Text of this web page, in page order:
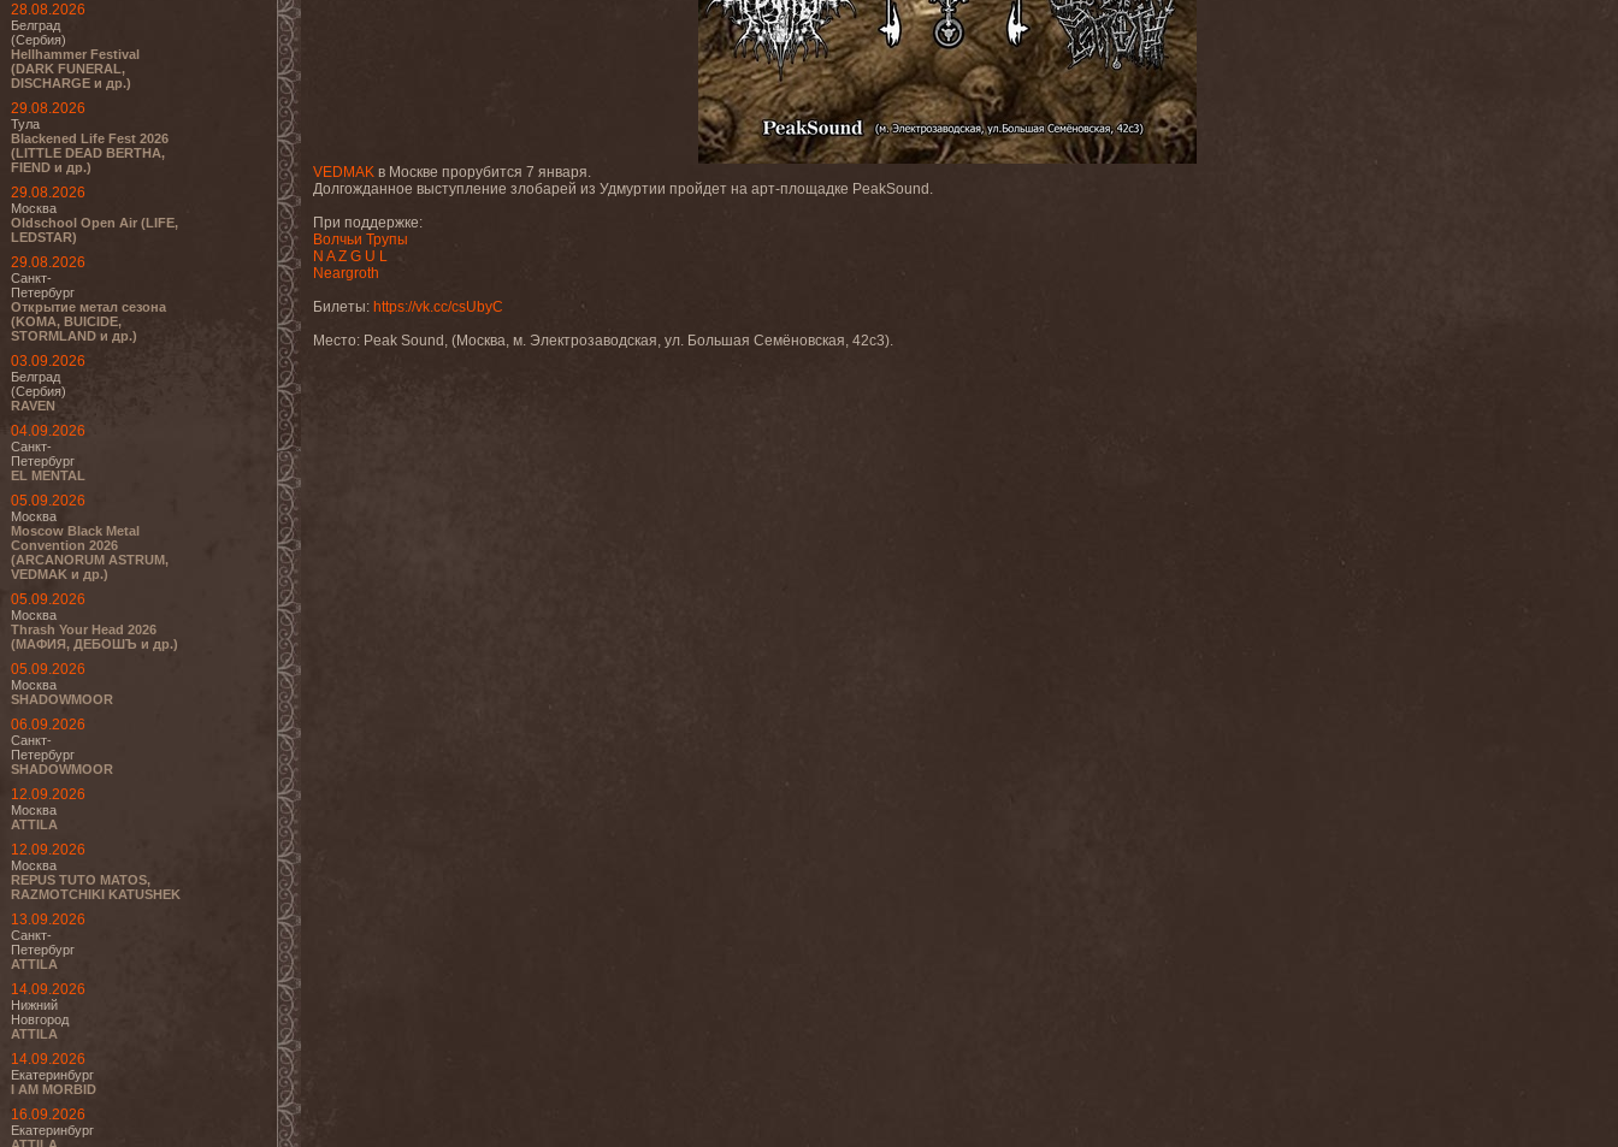
28.08.2026
Белград
(Сербия)
Hellhammer Festival
(DARK FUNERAL,
DISCHARGE и др.)
29.08.2026
Тула
Blackened Life Fest 2026
(LITTLE DEAD BERTHA,
FIEND и др.)
29.08.2026
Москва
Oldschool Open Air (LIFE,
LEDSTAR)
29.08.2026
Санкт-
Петербург
Открытие метал сезона
(KOMA, BUICIDE,
STORMLAND и др.)
03.09.2026
Белград
(Сербия)
RAVEN
04.09.2026
Санкт-
Петербург
EL MENTAL
05.09.2026
Москва
Moscow Black Metal
Convention 2026
(ARCANORUM ASTRUM,
VEDMAK и др.)
05.09.2026
Москва
Thrash Your Head 2026
(МАФИЯ, ДЕБОШЪ и др.)
05.09.2026
Москва
SHADOWMOOR
06.09.2026
Санкт-
Петербург
SHADOWMOOR
12.09.2026
Москва
ATTILA
12.09.2026
Москва
REPUS TUTO MATOS,
RAZMOTCHIKI KATUSHEK
13.09.2026
Санкт-
Петербург
ATTILA
14.09.2026
Нижний
Новгород
ATTILA
14.09.2026
Екатеринбург
I AM MORBID
16.09.2026
Екатеринбург
VEDMAK в Москве прорубится 7 января.
Долгожданное выступление злобарей из Удмуртии пройдет на арт-площадке PeakSound.
При поддержке:
Волчьи Трупы
N A Z G U L
Neargroth
Билеты: https://vk.cc/csUbyC
Место: Peak Sound, (Москва, м. Электрозаводская, ул. Большая Семёновская, 42с3).